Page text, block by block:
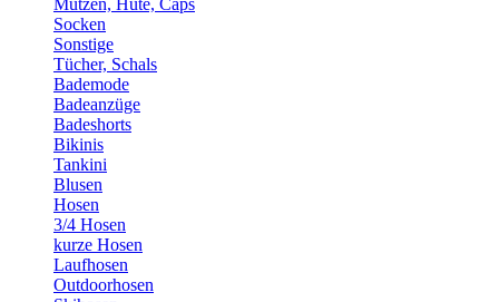
Mützen, Hüte, Caps
Socken
Sonstige
Tücher, Schals
Bademode
Badeanzüge
Badeshorts
Bikinis
Tankini
Blusen
Hosen
3/4 Hosen
kurze Hosen
Laufhosen
Outdoorhosen